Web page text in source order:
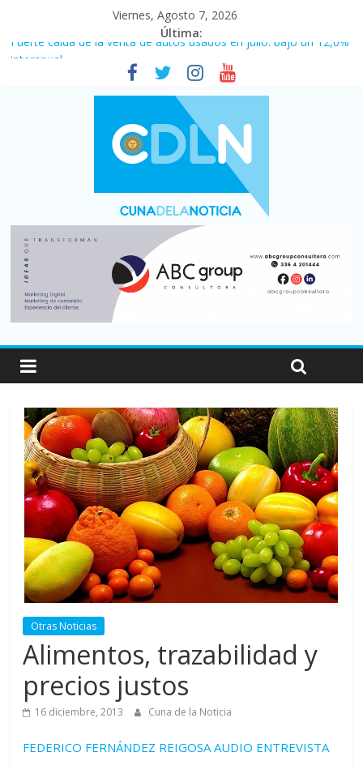
Viernes, Agosto 7, 2026
Última:
Fuerte caída de la venta de autos usados en julio: bajó un 12,6%
Central venció 1 a 0 al River de Coudet en el Monumental
La morosidad alcanzó su nivel más alto en dos décadas y ya
afecta a 400 mil deudores en Santa Fe
Desde que asumió Milei cerraron 41.000 kioscos: el sector
denuncia crisis como en 2001
Vacaciones de invierno con más movimiento y consumo
turístico: 4,6 millones de personas viajaron por el país, un 5,9%
Otras Noticias
Alimentos, trazabilidad y
precios justos
16 diciembre, 2013 Cuna de la Noticia
FEDERICO FERNÁNDEZ REIGOSA AUDIO ENTREVISTA